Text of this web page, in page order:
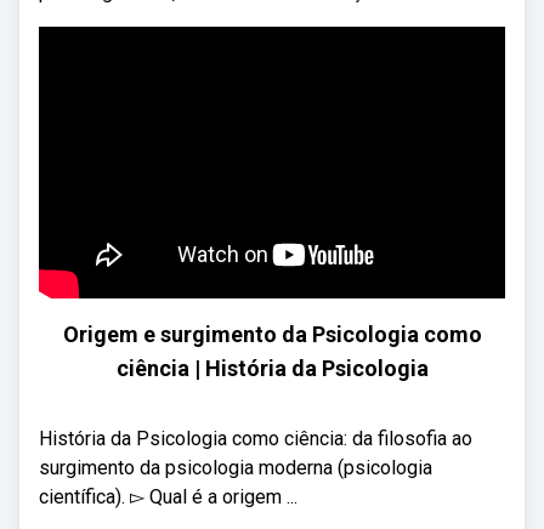
Origem e surgimento da Psicologia como
ciência | História da Psicologia
História da Psicologia como ciência: da filosofia ao
surgimento da psicologia moderna (psicologia
científica). ▻ Qual é a origem ...